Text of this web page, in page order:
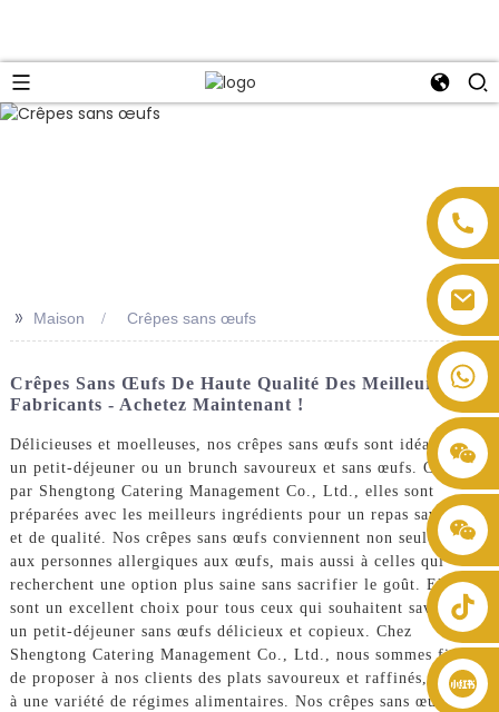
+86 8619946512999
>> Maison Crêpes sans œufs
Crêpes Sans Œufs De Haute Qualité Des Meilleurs
Fabricants - Achetez Maintenant !
Délicieuses et moelleuses, nos crêpes sans œufs sont idéales pour
un petit-déjeuner ou un brunch savoureux et sans œufs. Créées
par Shengtong Catering Management Co., Ltd., elles sont
préparées avec les meilleurs ingrédients pour un repas savoureux
et de qualité. Nos crêpes sans œufs conviennent non seulement
aux personnes allergiques aux œufs, mais aussi à celles qui
recherchent une option plus saine sans sacrifier le goût. Elles
sont un excellent choix pour tous ceux qui souhaitent savourer
un petit-déjeuner sans œufs délicieux et copieux. Chez
Shengtong Catering Management Co., Ltd., nous sommes fiers
de proposer à nos clients des plats savoureux et raffinés, adaptés
à une variété de régimes alimentaires. Nos crêpes sans œufs ne